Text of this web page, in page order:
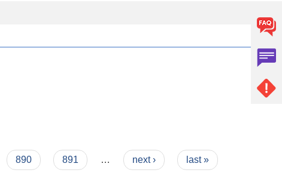
890 891 … next › last »